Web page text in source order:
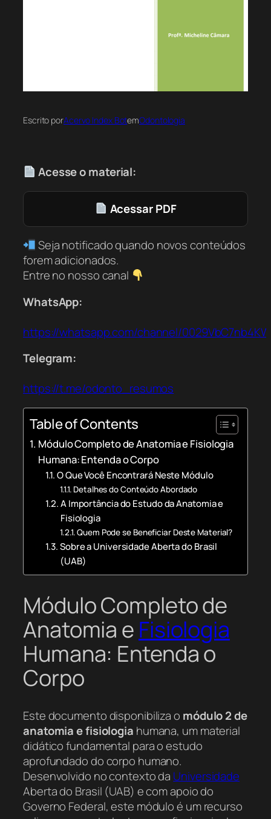
Escrito porAcervo Index BotemOdontologia
Acesse o material:
Acessar PDF
Seja notificado quando novos conteúdos
forem adicionados.
Entre no nosso canal
WhatsApp:
https://whatsapp.com/channel/
Telegram:
https://t.me/odonto_resumos
Table of Contents
Módulo Completo de Anatomia e Fisiologia
Humana: Entenda o Corpo
O Que Você Encontrará Neste Módulo
Detalhes do Conteúdo Abordado
A Importância do Estudo da Anatomia e
Fisiologia
Quem Pode se Beneficiar Deste Material?
Sobre a Universidade Aberta do Brasil
(UAB)
Módulo Completo de
Anatomia e Fisiologia
Humana: Entenda o
Corpo
Este documento disponibiliza o módulo 2 de
anatomia e fisiologia humana, um material
didático fundamental para o estudo
aprofundado do corpo humano.
Desenvolvido no contexto da Universidade
Aberta do Brasil (UAB) e com apoio do
Governo Federal, este módulo é um recurso